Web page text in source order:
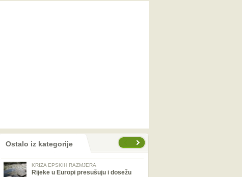
Ostalo iz kategorije
KRIZA EPSKIH RAZMJERA
Rijeke u Europi presušuju i dosežu